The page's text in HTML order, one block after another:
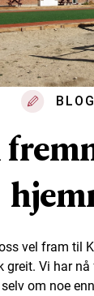
vel fram til
greit. Vi har
om noe